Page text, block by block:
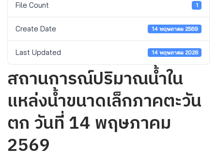
File Count 1
Create Date 14 พฤษภาคม 2569
Last Updated 14 พฤษภาคม 2026
สถานการณ์ปริมาณน้ำใน
แหล่งน้ำขนาดเล็กภาคตะวัน
ตก วันที่ 14 พฤษภาคม
2569